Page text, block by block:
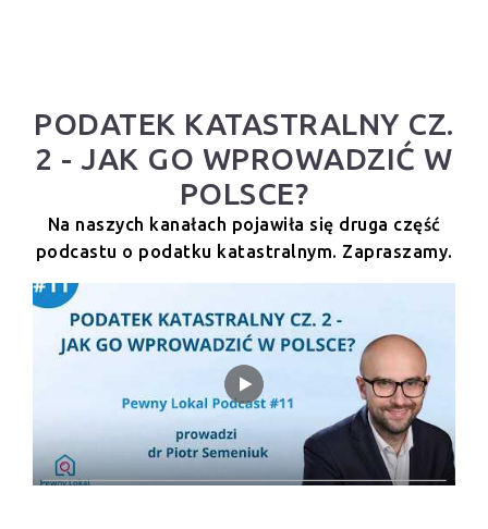
PODATEK KATASTRALNY CZ.
2 - JAK GO WPROWADZIĆ W
POLSCE?
Na naszych kanałach pojawiła się druga część
podcastu o podatku katastralnym. Zapraszamy.